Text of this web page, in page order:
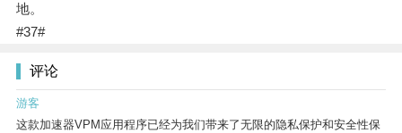
地。
#37#
评论
游客
这款加速器VPM应用程序已经为我们带来了无限的隐私保护和安全性保